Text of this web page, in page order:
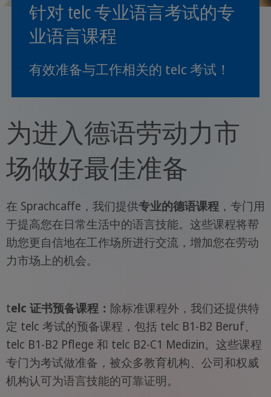
针对 telc 专业语言考试的专
业语言课程
有效准备与工作相关的 telc 考试！
为进入德语劳动力市
场做好最佳准备
在 Sprachcaffe，我们提供专业的德语课程，专门用
于提高您在日常生活中的语言技能。这些课程将帮
助您更自信地在工作场所进行交流，增加您在劳动
力市场上的机会。
telc 证书预备课程： 除标准课程外，我们还提供特
定 telc 考试的预备课程，包括 telc B1-B2 Beruf、
telc B1-B2 Pflege 和 telc B2-C1 Medizin。这些课程
专门为考试做准备，被众多教育机构、公司和权威
机构认可为语言技能的可靠证明。